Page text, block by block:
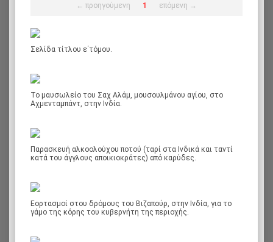
← προηγούμενη 1 επόμενη →
Σελίδα τίτλου ε΄τόμου.
Το μαυσωλείο του Σαχ Αλάμ, μουσουλμάνου αγίου, στο
Αχμενταμπάντ, στην Ινδία.
Παρασκευή αλκοολούχου ποτού (ταρί στα Ινδικά και ταντί
κατά του άγγλους αποικιοκράτες) από καρύδες.
Εορτασμοί στου δρόμους του Βιζαπούρ, στην Ινδία, για το
γάμο της κόρης του κυβερνήτη της περιοχής.